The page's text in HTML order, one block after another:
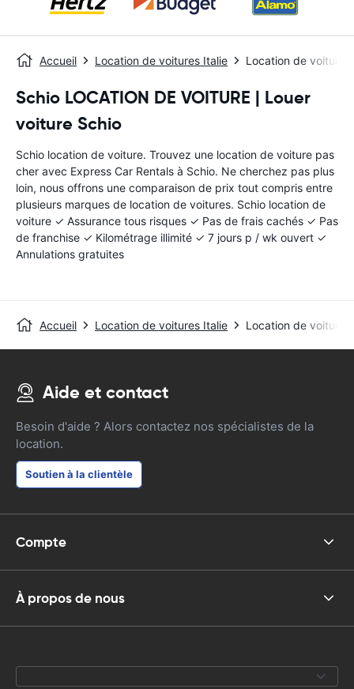
Accueil Location de voitures Italie Location de voitures
Schio LOCATION DE VOITURE | Louer
voiture Schio
Schio location de voiture. Trouvez une location de voiture pas
cher avec Express Car Rentals à Schio. Ne cherchez pas plus
loin, nous offrons une comparaison de prix tout compris entre
plusieurs marques de location de voitures. Schio location de
voiture ✓ Assurance tous risques ✓ Pas de frais cachés ✓ Pas
de franchise ✓ Kilométrage illimité ✓ 7 jours p / wk ouvert ✓
Annulations gratuites
Accueil Location de voitures Italie Location de voitures
Aide et contact
Besoin d'aide ? Alors contactez nos spécialistes de la
location.
Soutien à la clientèle
Compte
À propos de nous